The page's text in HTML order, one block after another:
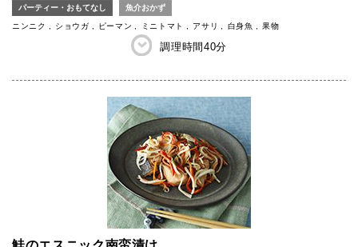
パーティー・おもてなし 魚介おかず
ニンニク ショウガ ピーマン ミニトマト アサリ 白身魚 果物
調理時間40分